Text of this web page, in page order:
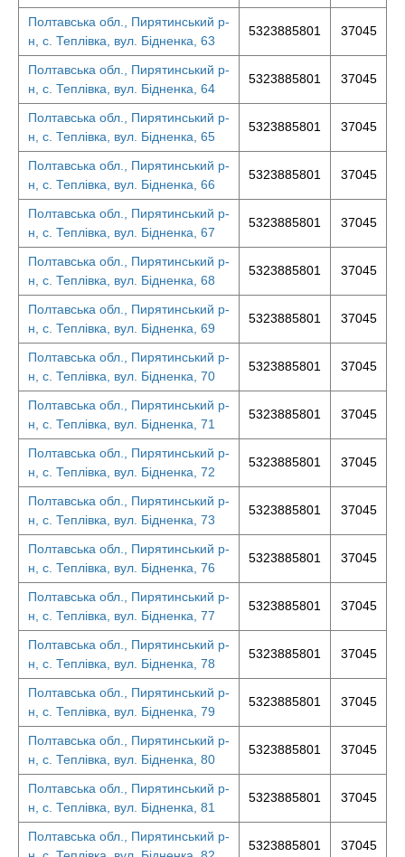
Полтавська обл., Пирятинський р-
н, с. Теплівка, вул. Бідненка, 63
5323885801 37045
Полтавська обл., Пирятинський р-
н, с. Теплівка, вул. Бідненка, 64
5323885801 37045
Полтавська обл., Пирятинський р-
н, с. Теплівка, вул. Бідненка, 65
5323885801 37045
Полтавська обл., Пирятинський р-
н, с. Теплівка, вул. Бідненка, 66
5323885801 37045
Полтавська обл., Пирятинський р-
н, с. Теплівка, вул. Бідненка, 67
5323885801 37045
Полтавська обл., Пирятинський р-
н, с. Теплівка, вул. Бідненка, 68
5323885801 37045
Полтавська обл., Пирятинський р-
н, с. Теплівка, вул. Бідненка, 69
5323885801 37045
Полтавська обл., Пирятинський р-
н, с. Теплівка, вул. Бідненка, 70
5323885801 37045
Полтавська обл., Пирятинський р-
н, с. Теплівка, вул. Бідненка, 71
5323885801 37045
Полтавська обл., Пирятинський р-
н, с. Теплівка, вул. Бідненка, 72
5323885801 37045
Полтавська обл., Пирятинський р-
н, с. Теплівка, вул. Бідненка, 73
5323885801 37045
Полтавська обл., Пирятинський р-
н, с. Теплівка, вул. Бідненка, 76
5323885801 37045
Полтавська обл., Пирятинський р-
н, с. Теплівка, вул. Бідненка, 77
5323885801 37045
Полтавська обл., Пирятинський р-
н, с. Теплівка, вул. Бідненка, 78
5323885801 37045
Полтавська обл., Пирятинський р-
н, с. Теплівка, вул. Бідненка, 79
5323885801 37045
Полтавська обл., Пирятинський р-
н, с. Теплівка, вул. Бідненка, 80
5323885801 37045
Полтавська обл., Пирятинський р-
н, с. Теплівка, вул. Бідненка, 81
5323885801 37045
Полтавська обл., Пирятинський р-
5323885801 37045